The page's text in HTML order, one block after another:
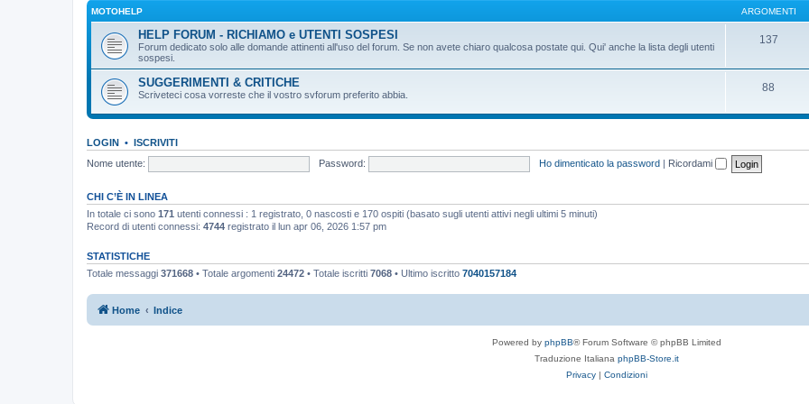
MOTOHELP ARGOMENTI
HELP FORUM - RICHIAMO e UTENTI SOSPESI
Forum dedicato solo alle domande attinenti all'uso del forum. Se non avete chiaro qualcosa postate qui. Qui' anche la lista degli utenti
sospesi.
137
SUGGERIMENTI & CRITICHE
Scriveteci cosa vorreste che il vostro svforum preferito abbia.
88
LOGIN • ISCRIVITI
Nome utente:
Password: Ho dimenticato la password | Ricordami
CHI C’È IN LINEA
In totale ci sono 171 utenti connessi : 1 registrato, 0 nascosti e 170 ospiti (basato sugli utenti attivi negli ultimi 5 minuti)
Record di utenti connessi: 4744 registrato il lun apr 06, 2026 1:57 pm
STATISTICHE
Totale messaggi 371668 • Totale argomenti 24472 • Totale iscritti 7068 • Ultimo iscritto 7040157184
Home Indice
Powered by phpBB® Forum Software © phpBB Limited
Traduzione Italiana phpBB-Store.it
Privacy
Condizioni